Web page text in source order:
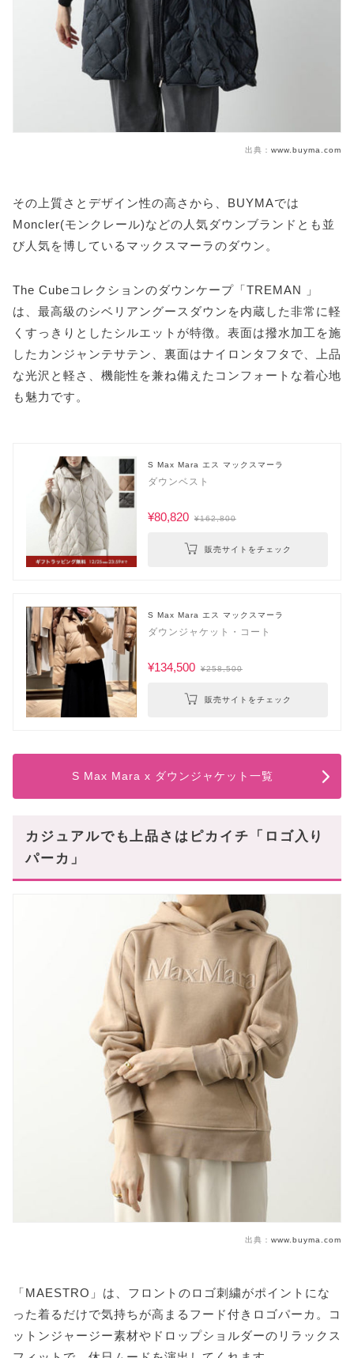
出典： www.buyma.com
その上質さとデザイン性の高さから、BUYMAでは
Moncler(モンクレール)などの人気ダウンブランドとも並
び人気を博しているマックスマーラのダウン。
The Cubeコレクションのダウンケープ「TREMAN 」
は、最高級のシベリアングースダウンを内蔵した非常に軽
くすっきりとしたシルエットが特徴。表面は撥水加工を施
したカンジャンテサテン、裏面はナイロンタフタで、上品
な光沢と軽さ、機能性を兼ね備えたコンフォートな着心地
も魅力です。
S Max Mara エス マックスマーラ
ダウンベスト
¥80,820 ¥162,800
販売サイトをチェック
S Max Mara エス マックスマーラ
ダウンジャケット・コート
¥134,500 ¥258,500
販売サイトをチェック
S Max Mara x ダウンジャケット一覧
カジュアルでも上品さはピカイチ「ロゴ入り
パーカ」
出典： www.buyma.com
「MAESTRO」は、フロントのロゴ刺繍がポイントにな
った着るだけで気持ちが高まるフード付きロゴパーカ。コ
ットンジャージー素材やドロップショルダーのリラックス